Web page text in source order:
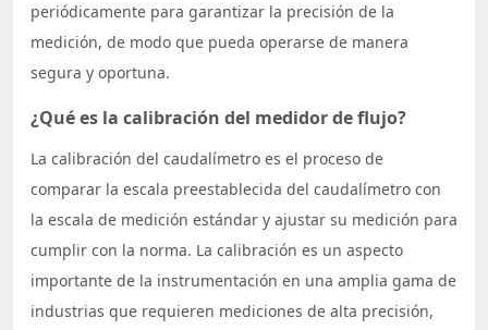
periódicamente para garantizar la precisión de la
medición, de modo que pueda operarse de manera
segura y oportuna.
¿Qué es la calibración del medidor de flujo?
La calibración del caudalímetro es el proceso de
comparar la escala preestablecida del caudalímetro con
la escala de medición estándar y ajustar su medición para
cumplir con la norma. La calibración es un aspecto
importante de la instrumentación en una amplia gama de
industrias que requieren mediciones de alta precisión,